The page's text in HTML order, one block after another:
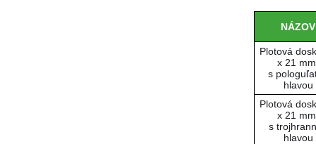
NÁZOV
Plotová
x 21
s
hlavou
Plotová
x 21
s
hlavou